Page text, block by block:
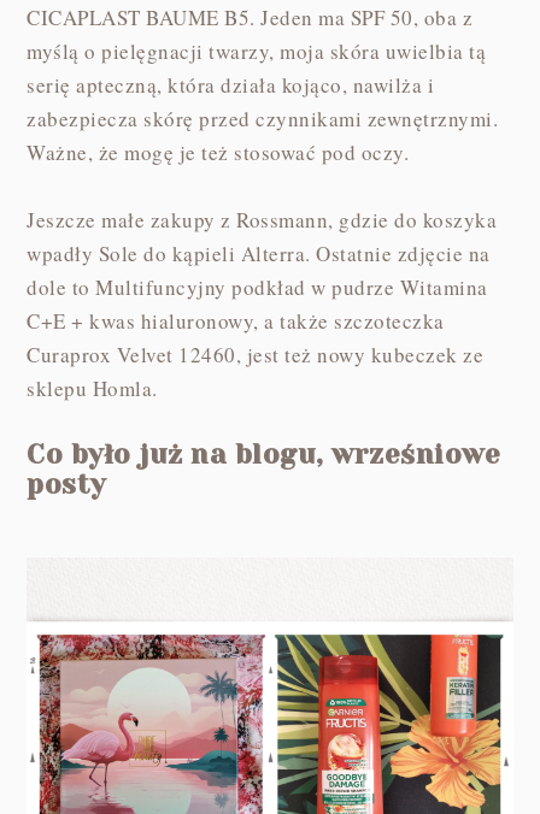
CICAPLAST BAUME B5. Jeden ma SPF 50, oba z
myślą o pielęgnacji twarzy, moja skóra uwielbia tą
serię apteczną, która działa kojąco, nawilża i
zabezpiecza skórę przed czynnikami zewnętrznymi.
Ważne, że mogę je też stosować pod oczy.
Jeszcze małe zakupy z Rossmann, gdzie do koszyka
wpadły Sole do kąpieli Alterra. Ostatnie zdjęcie na
dole to Multifuncyjny podkład w pudrze Witamina
C+E + kwas hialuronowy, a także szczoteczka
Curaprox Velvet 12460, jest też nowy kubeczek ze
sklepu Homla.
Co było już na blogu, wrześniowe
posty